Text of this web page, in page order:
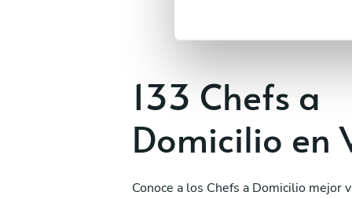
e
c
t
o
133 Chefs a
Domicilio en
Conoce a los Chefs a Domicilio mejor